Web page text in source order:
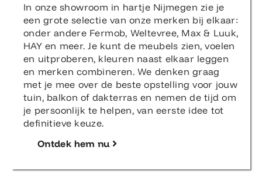
In onze showroom in hartje Nijmegen zie je
een grote selectie van onze merken bij elkaar:
onder andere Fermob, Weltevree, Max & Luuk,
HAY en meer. Je kunt de meubels zien, voelen
en uitproberen, kleuren naast elkaar leggen
en merken combineren. We denken graag
met je mee over de beste opstelling voor jouw
tuin, balkon of dakterras en nemen de tijd om
je persoonlijk te helpen, van eerste idee tot
definitieve keuze.
Ontdek hem nu